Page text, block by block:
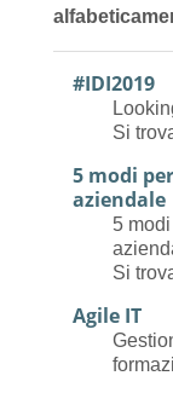
#IDI2019
Si
5 modi
aziendale
5
Si
Agile IT